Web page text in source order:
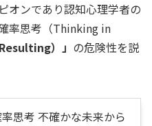
オンであり認知心理学者の
率思考（Thinking in
）」 の危険性を説
思考 不確かな未来から